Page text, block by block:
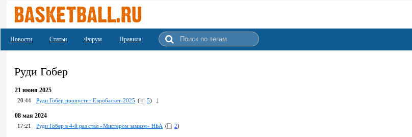
Новости Статьи Форум Правила
Руди Гобер
21 июня 2025
20:44 Руди Гобер пропустит Евробаскет-2025 ( 5)
08 мая 2024
17:21 Руди Гобер в 4-й раз стал «Мистером замком» НБА ( 2)